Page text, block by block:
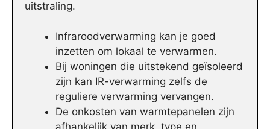
uitstraling.
Infraroodverwarming kan je goed
inzetten om lokaal te verwarmen.
Bij woningen die uitstekend geïsoleerd
zijn kan IR-verwarming zelfs de
reguliere verwarming vervangen.
De onkosten van warmtepanelen zijn